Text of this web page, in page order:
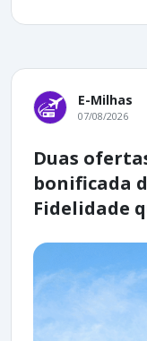
E-Milhas
07/08/2026
Duas
bonificada
Fidelidade